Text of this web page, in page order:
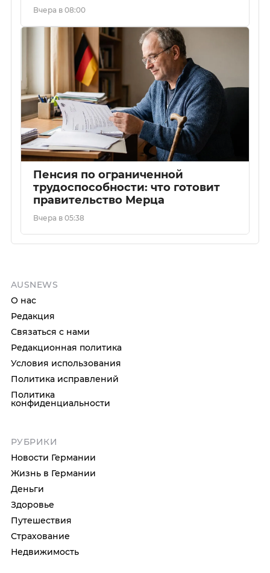
Вчера в 08:00
Пенсия по ограниченной
трудоспособности: что готовит
правительство Мерца
Вчера в 05:38
AUSNEWS
О нас
Редакция
Связаться с нами
Редакционная политика
Условия использования
Политика исправлений
Политика
конфиденциальности
РУБРИКИ
Новости Германии
Жизнь в Германии
Деньги
Здоровье
Путешествия
Страхование
Недвижимость